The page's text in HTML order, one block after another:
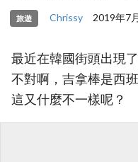
旅遊 Chrissy 2019年7
最近在韓國街頭出現
不對啊，吉拿棒是西
這又什麼不一樣呢？